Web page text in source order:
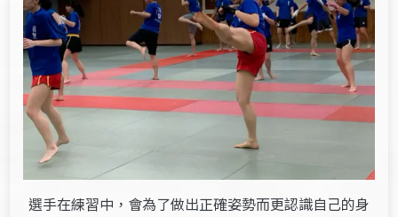
選手在練習中，會為了做出正確姿勢而更認識自己的身